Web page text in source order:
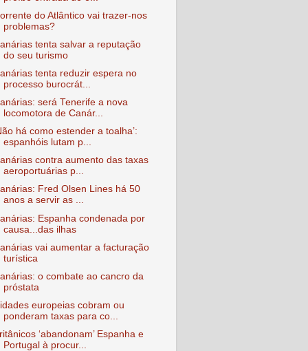
do Atlântico vai trazer-nos
problemas?
tenta salvar a reputação
do seu turismo
tenta reduzir espera no
processo burocrát...
será Tenerife a nova
locomotora de Canár...
há como estender a toalha’:
espanhóis lutam p...
contra aumento das taxas
aeroportuárias p...
Fred Olsen Lines há 50
anos a servir as ...
Espanha condenada por
causa...das ilhas
vai aumentar a facturação
turística
o combate ao cancro da
próstata
europeias cobram ou
ponderam taxas para co...
‘abandonam’ Espanha e
Portugal à procur...